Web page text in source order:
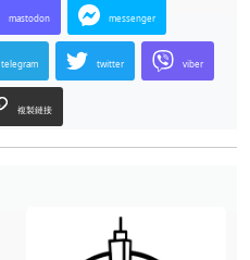
mastodon messenger
telegram twitter viber
複製鏈接